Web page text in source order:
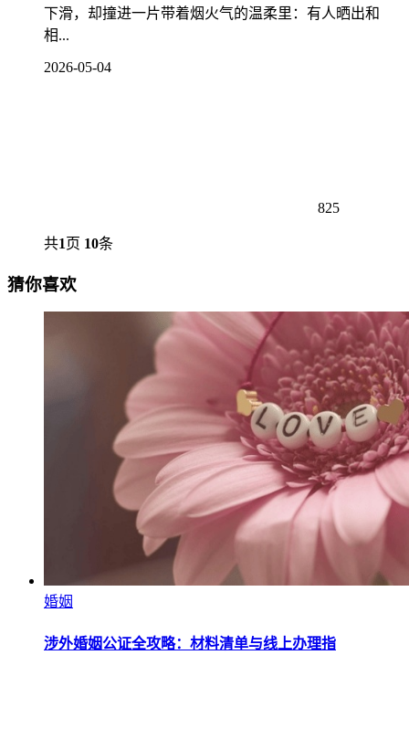
下滑，却撞进一片带着烟火气的温柔里：有人晒出和
相...
2026-05-04
825
共1页 10条
猜你喜欢
婚姻
涉外婚姻公证全攻略：材料清单与线上办理指